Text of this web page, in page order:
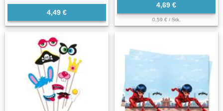
4,49 €
4,69 €
0,59 € / Stk.